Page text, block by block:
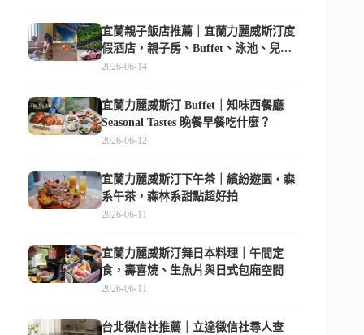
宜蘭親子飯店推薦｜宜蘭力麗威斯汀度
假酒店，親子房、Buffet、泳池、兒童
俱樂部超適合放電
2026-06-14
宜蘭力麗威斯汀 Buffet｜知味西餐廳
Seasonal Tastes 晚餐早餐吃什麼？
2026-06-12
宜蘭力麗威斯汀下午茶｜繽紛遊園・森
系午茶，森林系甜點超好拍
2026-06-11
宜蘭力麗威斯汀舞日本料理｜午間定
食，壽喜燒、生魚片與日式包廂空間
2026-06-11
台北徵信社推薦｜立達徵信社尋人查